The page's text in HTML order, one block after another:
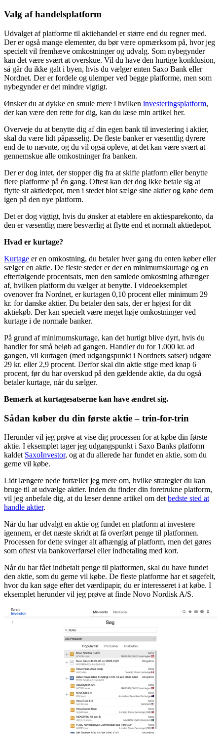
Valg af handelsplatform
Udvalget af platforme til aktiehandel er større end du regner med.
Der er også mange elementer, du bør være opmærksom på, hvor jeg
specielt vil fremhæve omkostninger og udvalg. Som nybegynder
kan det være svært at overskue. Vil du have den hurtige konklusion,
så går du ikke galt i byen, hvis du vælger enten Saxo Bank eller
Nordnet. Der er fordele og ulemper ved begge platforme, men som
nybegynder er det mindre vigtigt.
Ønsker du at dykke en smule mere i hvilken investeringsplatform,
der kan være den rette for dig, kan du læse min artikel her.
Overveje du at benytte dig af din egen bank til investering i aktier,
skal du være lidt påpasselig. De fleste banker er væsentlig dyrere
end de to nævnte, og du vil også opleve, at det kan være svært at
gennemskue alle omkostninger fra banken.
Der er dog intet, der stopper dig fra at skifte platform eller benytte
flere platforme på én gang. Oftest kan det dog ikke betale sig at
flytte sit aktiedepot, men i stedet blot sælge sine aktier og købe dem
igen på den nye platform.
Det er dog vigtigt, hvis du ønsker at etablere en aktiesparekonto, da
den er væsentlig mere besværlig at flytte end et normalt aktiedepot.
Hvad er kurtage?
Kurtage er en omkostning, du betaler hver gang du enten køber eller
sælger en aktie. De fleste steder er der en minimumskurtage og en
efterfølgende procentsats, men den samlede omkostning afhænger
af, hvilken platform du vælger at benytte. I videoeksemplet
ovenover fra Nordnet, er kurtagen 0,10 procent eller minimum 29
kr. for danske aktier. Du betaler den sats, der er højest for dit
aktiekøb. Der kan specielt være meget høje omkostninger ved
kurtage i de normale banker.
På grund af minimumskurtage, kan det hurtigt blive dyrt, hvis du
handler for små beløb ad gangen. Handler du for 1.000 kr. ad
gangen, vil kurtagen (med udgangspunkt i Nordnets satser) udgøre
29 kr. eller 2,9 procent. Derfor skal din aktie stige med knap 6
procent, før du har overskud på den gældende aktie, da du også
betaler kurtage, når du sælger.
Bemærk at kurtagesatserne kan have ændret sig.
Sådan køber du din første aktie – trin-for-trin
Herunder vil jeg prøve at vise dig processen for at købe din første
aktie. I eksemplet tager jeg udgangspunkt i Saxo Banks platform
kaldet SaxoInvestor, og at du allerede har fundet en aktie, som du
gerne vil købe.
Lidt længere nede fortæller jeg mere om, hvilke strategier du kan
bruge til at udvælge aktier. Inden du finder din foretrukne platform,
vil jeg anbefale dig, at du læser denne artikel om det bedste sted at
handle aktier.
Når du har udvalgt en aktie og fundet en platform at investere
igennem, er det næste skridt at få overført penge til platformen.
Processen for dette svinger alt afhængig af platform, men det gøres
som oftest via bankoverførsel eller indbetaling med kort.
Når du har fået indbetalt penge til platformen, skal du have fundet
den aktie, som du gerne vil købe. De fleste platforme har et søgefelt,
hvor du kan søge efter det værdipapir, du er interesseret i at købe. I
eksemplet herunder vil jeg prøve at finde Novo Nordisk A/S.